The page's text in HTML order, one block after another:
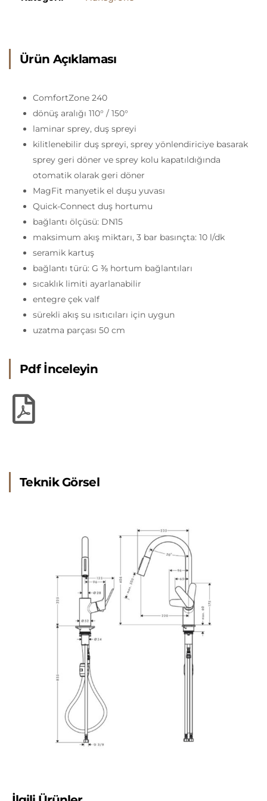
Ürün Açıklaması
ComfortZone 240
dönüş aralığı 110° / 150°
laminar sprey, duş spreyi
kilitlenebilir duş spreyi, sprey yönlendiriciye basarak
sprey geri döner ve sprey kolu kapatıldığında
otomatik olarak geri döner
MagFit manyetik el duşu yuvası
Quick-Connect duş hortumu
bağlantı ölçüsü: DN15
maksimum akış miktarı, 3 bar basınçta: 10 l/dk
seramik kartuş
bağlantı türü: G ⅜ hortum bağlantıları
sıcaklık limiti ayarlanabilir
entegre çek valf
sürekli akış su ısıtıcıları için uygun
uzatma parçası 50 cm
Pdf İnceleyin
Teknik Görsel